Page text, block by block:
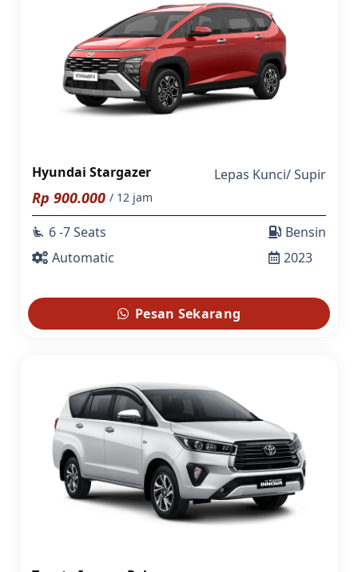
Hyundai Stargazer Lepas Kunci/Supir
Rp 900.000 / 12 jam
airline_seat_recline_extra 6 -7 Seats
Automatic
Bensin
2023
Pesan Sekarang